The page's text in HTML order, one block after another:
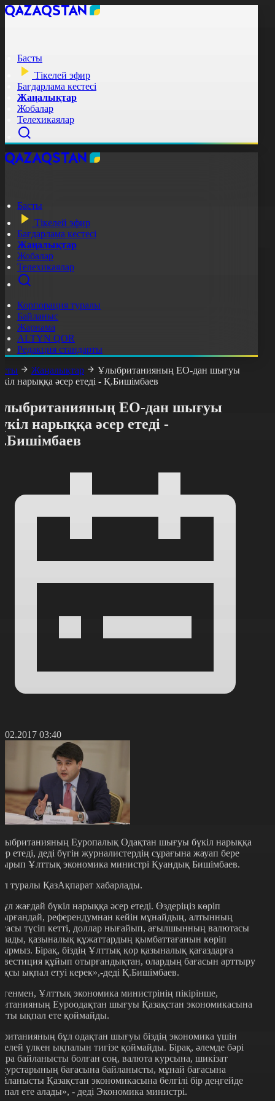
Басты
Тікелей эфир
Бағдарлама кестесі
Жаңалықтар
Жобалар
Телехикаялар
Басты
Тікелей эфир
Бағдарлама кестесі
Жаңалықтар
Жобалар
Телехикаялар
Корпорация туралы
Байланыс
Жарнама
ALTYN QOR
Редакция стандарты
Жаңалықтар
Ұлыбританияның ЕО-дан шығуы
нарыққа әсер етеді - Қ.Бишімбаев
ЕО-дан шығуы
нарыққа әсер етеді -
03:40
Еуропалық Одақтан шығуы бүкіл нарыққа
етеді, деді бүгін журналистердің сұрағына жауап бере
Ұлттық экономика министрі Қуандық Бишімбаев.
туралы ҚазАқпарат хабарлады.
жағдай бүкіл нарыққа әсер етеді. Өздеріңіз көріп
референдумнан кейін мұнайдың, алтынның
түсіп кетті, доллар нығайып, ағылшынның валютасы
қазыналық құжаттардың қымбаттағанын көріп
Бірақ, біздің Ұлттық қор қазыналық қағаздарға
құйып отырғандықтан, олардың бағасын арттыру
ықпал етуі керек»,-деді Қ.Бишімбаев.
Ұлттық экономика министрінің пікірінше,
Еуроодақтан шығуы Қазақстан экономикасына
ықпал ете қоймайды.
бұл одақтан шығуы біздің экономика үшін
үлкен ықпалын тигізе қоймайды. Бірақ, әлемде бәрі
байланысты болған соң, валюта курсына, шикізат
бағасына байланысты, мұнай бағасына
Қазақстан экономикасына белгілі бір деңгейде
ете алады», - деді Экономика министрі.